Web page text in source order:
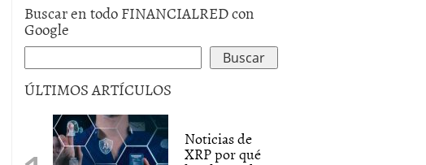
Buscar en todo FINANCIALRED con
Google
ÚLTIMOS ARTÍCULOS
Noticias de
XRP por qué